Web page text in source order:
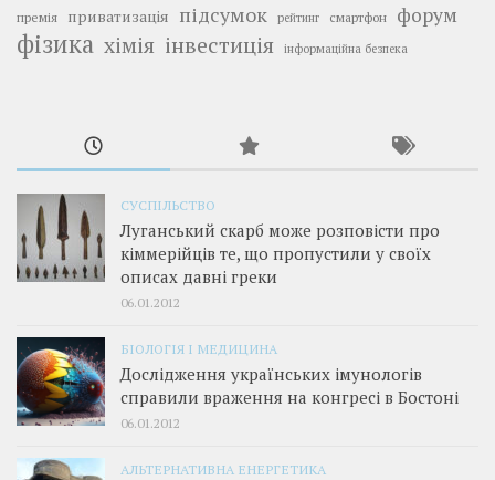
премія приватизація підсумок рейтинг смартфон форум
фізика хімія інвестиція інформаційна безпека
СУСПІЛЬСТВО
Луганський скарб може розповісти про
кіммерійців те, що пропустили у своїх
описах давні греки
06.01.2012
БІОЛОГІЯ І МЕДИЦИНА
Дослідження українських імунологів
справили враження на конгресі в Бостоні
06.01.2012
АЛЬТЕРНАТИВНА ЕНЕРГЕТИКА